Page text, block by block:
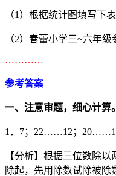
（1）根据统计图填写下表
（2）春蕾小学三~六年
…………
参考答案
一、注意审题，细心计算
1．7；22……12；20……1
【分析】根据三位数除
除起，先用除数试除被除